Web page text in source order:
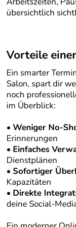
übersichtlich
Vorteile
Ein smarter
Salon, spart dir
noch
im Überblick:
• Weniger No-
Erinnerungen
• Einfaches
Dienstplänen
• Sofortiger
Kapazitäten
• Direkte
deine Social-